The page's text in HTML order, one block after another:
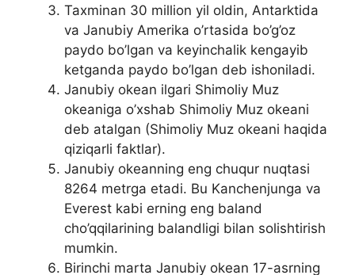
Taxminan 30 million yil oldin, Antarktida
va Janubiy Amerika o’rtasida bo’g’oz
paydo bo’lgan va keyinchalik kengayib
ketganda paydo bo’lgan deb ishoniladi.
Janubiy okean ilgari Shimoliy Muz
okeaniga o’xshab Shimoliy Muz okeani
deb atalgan (Shimoliy Muz okeani haqida
qiziqarli faktlar).
Janubiy okeanning eng chuqur nuqtasi
8264 metrga etadi. Bu Kanchenjunga va
Everest kabi erning eng baland
cho’qqilarining balandligi bilan solishtirish
mumkin.
Birinchi marta Janubiy okean 17-asrning